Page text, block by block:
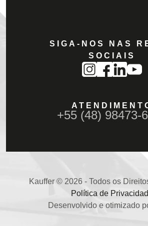
SIGA-NOS NAS
SOCIAIS
+55 (48) 98473-
Kauffer © 2026 - Todos os
Política de
Desenvolvido e otimizado